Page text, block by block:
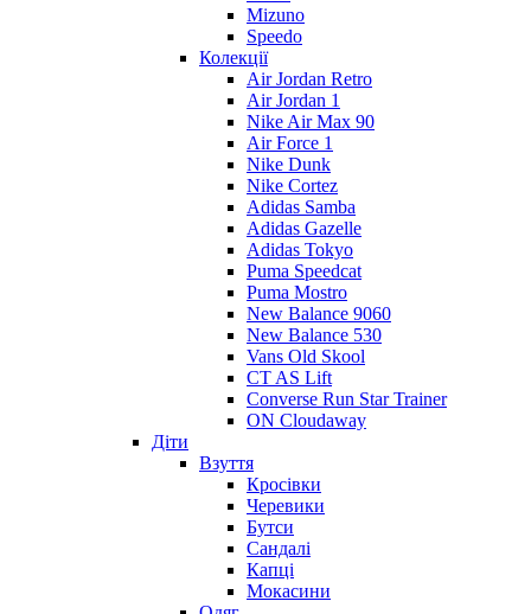
Mizuno
Speedo
Колекції
Air Jordan Retro
Air Jordan 1
Nike Air Max 90
Air Force 1
Nike Dunk
Nike Cortez
Adidas Samba
Adidas Gazelle
Adidas Tokyo
Puma Speedcat
Puma Mostro
New Balance 9060
New Balance 530
Vans Old Skool
CT AS Lift
Converse Run Star Trainer
ON Cloudaway
Діти
Взуття
Кросівки
Черевики
Бутси
Сандалі
Капці
Мокасини